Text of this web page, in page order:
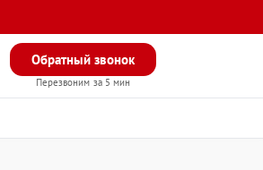
Обратный звонок
Перезвоним за 5 мин